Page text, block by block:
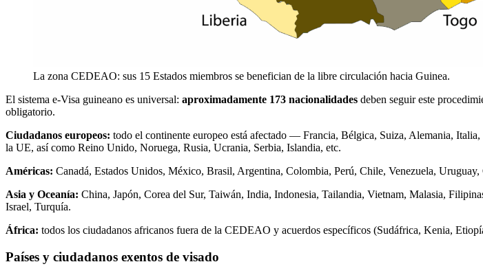
La zona CEDEAO: sus 15 Estados miembros se benefician de la libre circulación hacia Guinea.
El sistema e-Visa guineano es universal: aproximadamente 173 nacionalidades deben seguir este
obligatorio.
Ciudadanos europeos: todo el continente europeo está afectado — Francia, Bélgica, Suiza, Alemania,
la UE, así como Reino Unido, Noruega, Rusia, Ucrania, Serbia, Islandia, etc.
Américas: Canadá, Estados Unidos, México, Brasil, Argentina, Colombia, Perú, Chile, Venezuela, Uruguay,
Asia y Oceanía: China, Japón, Corea del Sur, Taiwán, India, Indonesia, Tailandia, Vietnam, Malasia,
Israel, Turquía.
África: todos los ciudadanos africanos fuera de la CEDEAO y acuerdos específicos (Sudáfrica, Kenia,
Países y ciudadanos exentos de visado